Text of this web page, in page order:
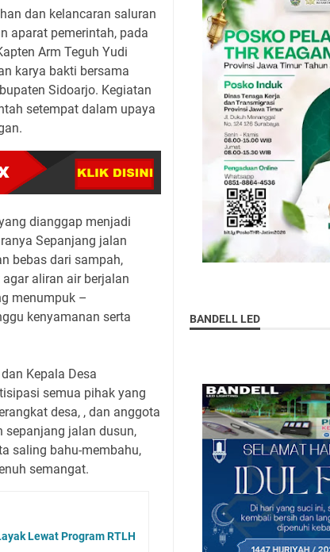
dan kelancaran saluran
aparat pemerintah, pada
Arm Teguh Yudi
karya bakti bersama
Sidoarjo. Kegiatan
setempat dalam upaya
dianggap menjadi
Sepanjang jalan
bebas dari sampah,
aliran air berjalan
menumpuk –
kenyamanan serta
Kepala Desa
semua pihak yang
desa, , dan anggota
sepanjang jalan dusun,
saling bahu-membahu,
semangat.
Lewat Program RTLH
BANDELL LED